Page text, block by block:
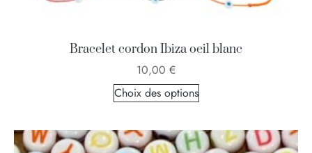
Bracelet cordon Ibiza oeil blanc
10,00 €
Choix des options